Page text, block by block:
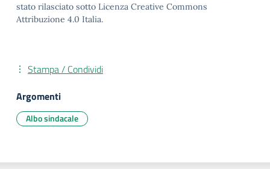
stato rilasciato sotto Licenza Creative Commons
Attribuzione 4.0 Italia.
Stampa / Condividi
Argomenti
Albo sindacale